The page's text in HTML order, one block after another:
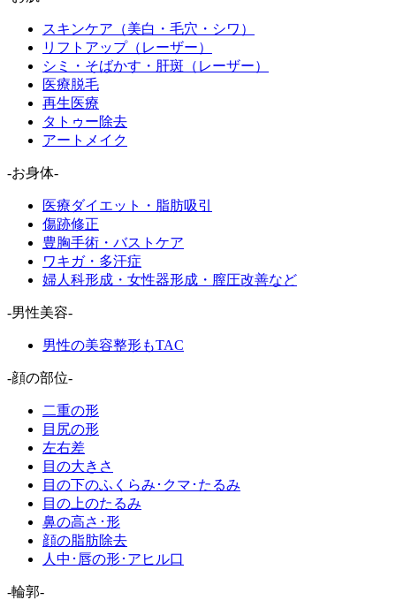
スキンケア（美白・毛穴・シワ）
リフトアップ（レーザー）
シミ・そばかす・肝斑（レーザー）
医療脱毛
再生医療
タトゥー除去
アートメイク
-お身体-
医療ダイエット・脂肪吸引
傷跡修正
豊胸手術・バストケア
ワキガ・多汗症
婦人科形成・女性器形成・膣圧改善など
-男性美容-
男性の美容整形もTAC
-顔の部位-
二重の形
目尻の形
左右差
目の大きさ
目の下のふくらみ･クマ･たるみ
目の上のたるみ
鼻の高さ･形
顔の脂肪除去
人中･唇の形･アヒル口
-輪郭-